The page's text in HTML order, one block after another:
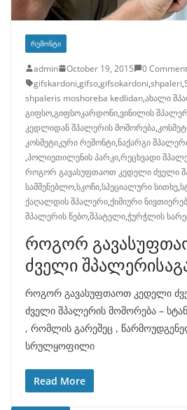
ᲠᲔᲛᲝᲜᲢᲘ
admin October 19, 2015
0
gifskardoni,gifso,gifsokardoni,shpaleri,
shpaleris moshoreba kedlidan,ახალი
გიფსო,გიფსოკარდონი,ვინილის
კედლიდან შპალერის მოშორება,
კოსმეტიკური რემონტი,ნაქარგი
,პოლიეთილენის პარკი,რეცხვადი
როგორ გავასუფთაოთ კედელი ძველი
სამშენებლო,სკოჩი,სპეციალური სითხე,
ქაღალდის შპალერი,ქიმიური
შპალერის წებო,შპატელი,ჭურჭლის
როგორ
ძველი
როგორ გავასუფთაოთ კედელი
ძველი შპალერის მოშორება –
, რომლის გარეშეც ,
სრულყოფილი
Read More